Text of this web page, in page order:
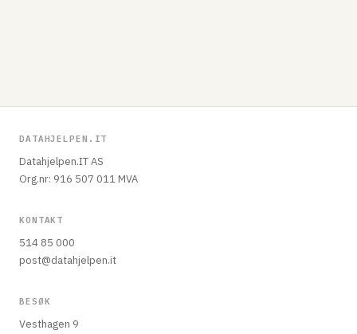
DATAHJELPEN.IT
Datahjelpen.IT AS
Org.nr: 916 507 011 MVA
KONTAKT
514 85 000
post@datahjelpen.it
BESØK
Vesthagen 9